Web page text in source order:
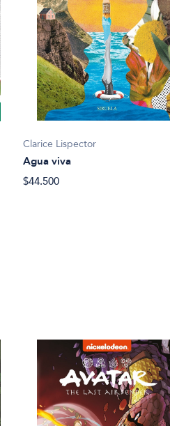
Clarice Lispector
Agua viva
$44.500